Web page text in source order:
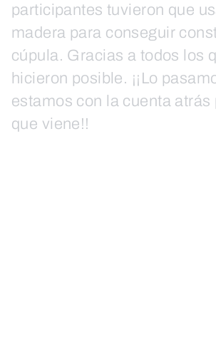
participantes tuvieron que
madera para conseguir
cúpula. Gracias a todos los
hicieron posible. ¡¡Lo
estamos con la cuenta atrás
que viene!!